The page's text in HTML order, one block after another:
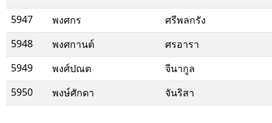
5947 พงศกร
ศรีพลกรัง
5948
พงศกานต์
ศรอารา
5949
พงศ์ปณต
จีนากูล
5950
พงษ์ศักดา จันริสา